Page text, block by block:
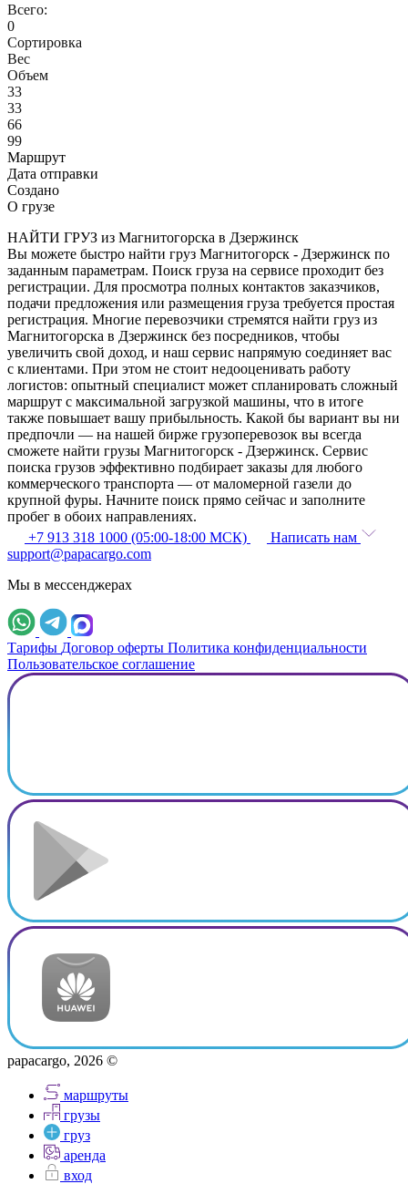
Всего:
0
Сортировка
Вес
Объем
33
33
66
99
Маршрут
Дата отправки
Создано
О грузе
НАЙТИ ГРУЗ из Магнитогорска в Дзержинск
Вы можете быстро найти груз Магнитогорск - Дзержинск по
заданным параметрам. Поиск груза на сервисе проходит без
регистрации. Для просмотра полных контактов заказчиков,
подачи предложения или размещения груза требуется простая
регистрация. Многие перевозчики стремятся найти груз из
Магнитогорска в Дзержинск без посредников, чтобы
увеличить свой доход, и наш сервис напрямую соединяет вас
с клиентами. При этом не стоит недооценивать работу
логистов: опытный специалист может спланировать сложный
маршрут с максимальной загрузкой машины, что в итоге
также повышает вашу прибыльность. Какой бы вариант вы ни
предпочли — на нашей бирже грузоперевозок вы всегда
сможете найти грузы Магнитогорск - Дзержинск. Сервис
поиска грузов эффективно подбирает заказы для любого
коммерческого транспорта — от маломерной газели до
крупной фуры. Начните поиск прямо сейчас и заполните
пробег в обоих направлениях.
+7 913 318 1000 (05:00-18:00 МСК)
Написать нам
support@papacargo.com
Мы в мессенджерах
Тарифы Договор оферты Политика конфиденциальности
Пользовательское соглашение
papacargo, 2026 ©
маршруты
грузы
груз
аренда
вход